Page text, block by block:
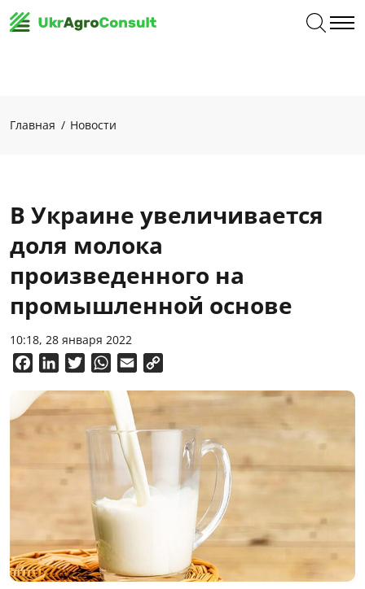
Главная Новости
В Украине увеличивается
доля молока
произведенного на
промышленной основе
10:18, 28 января 2022
FacebookLinkedInTwitterWhatsApp
Email